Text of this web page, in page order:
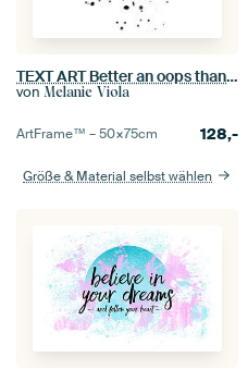
TEXT ART Better an oops than a what if
von Melanie Viola
ArtFrame™ –50×75cm 128,-
Größe & Material selbst wählen